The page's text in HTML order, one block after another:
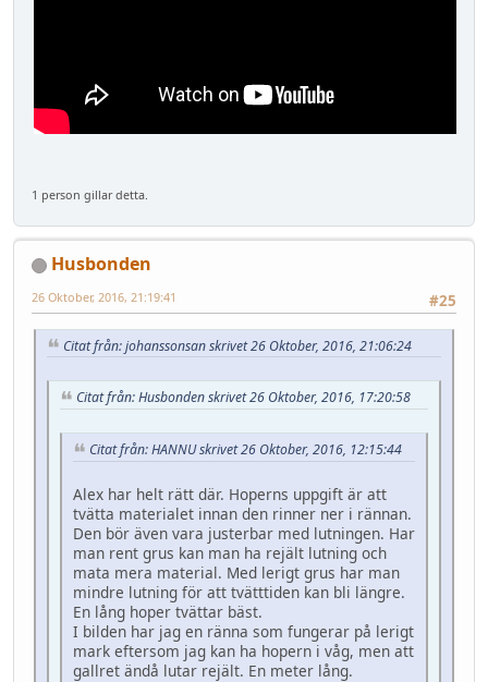
1 person gillar detta.
Husbonden
#25
26 Oktober, 2016, 21:19:41
Citat från: johanssonsan skrivet 26 Oktober, 2016, 21:06:24
Citat från: Husbonden skrivet 26 Oktober, 2016, 17:20:58
Citat från: HANNU skrivet 26 Oktober, 2016, 12:15:44
Alex har helt rätt där. Hoperns uppgift är att
tvätta materialet innan den rinner ner i rännan.
Den bör även vara justerbar med lutningen. Har
man rent grus kan man ha rejält lutning och
mata mera material. Med lerigt grus har man
mindre lutning för att tvätttiden kan bli längre.
En lång hoper tvättar bäst.
I bilden har jag en ränna som fungerar på lerigt
mark eftersom jag kan ha hopern i våg, men att
gallret ändå lutar rejält. En meter lång.